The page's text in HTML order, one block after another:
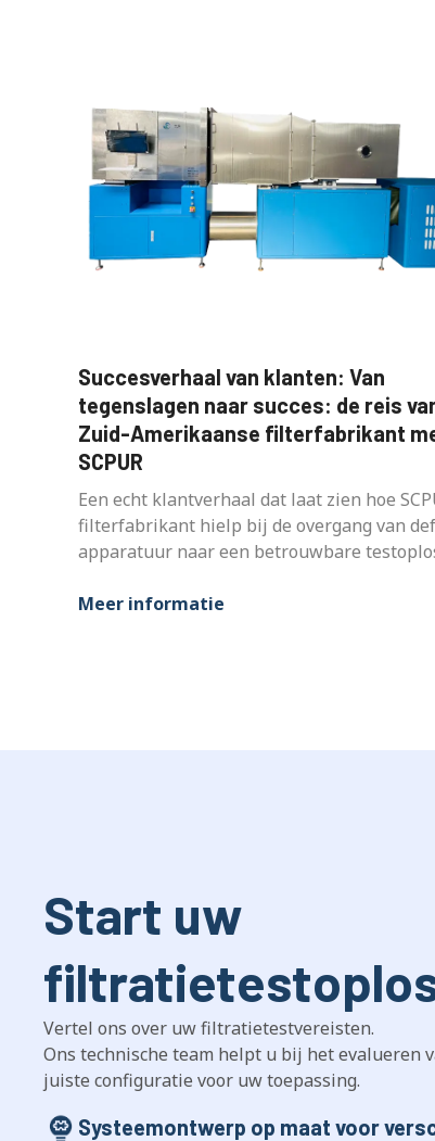
Succesverhaal van klanten: Van
tegenslagen naar succes: de reis
Zuid-Amerikaanse filterfabrikant
SCPUR
Een echt klantverhaal dat laat zien hoe
filterfabrikant hielp bij de overgang van
apparatuur naar een betrouwbare
Meer informatie
Start uw
Vertel ons over uw filtratietestvereisten.
Ons technische team helpt u bij het evalueren
juiste configuratie voor uw toepassing.
Systeemontwerp op maat voor